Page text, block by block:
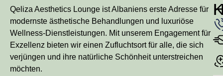
Qeliza Aesthetics Lounge ist Albaniens erste Adresse für
modernste ästhetische Behandlungen und luxuriöse
Wellness-Dienstleistungen. Mit unserem Engagement für
Exzellenz bieten wir einen Zufluchtsort für alle, die sich
verjüngen und ihre natürliche Schönheit unterstreichen
möchten.